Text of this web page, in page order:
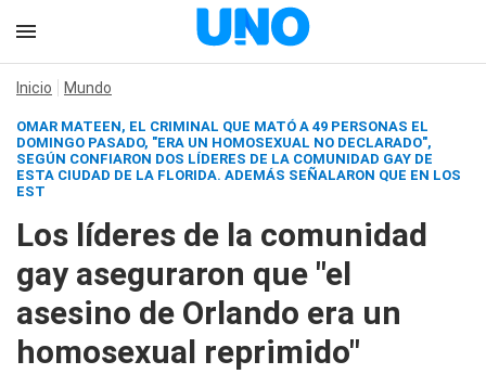
Inicio Mundo
OMAR MATEEN, EL CRIMINAL QUE MATÓ A 49 PERSONAS EL
DOMINGO PASADO, "ERA UN HOMOSEXUAL NO DECLARADO",
SEGÚN CONFIARON DOS LÍDERES DE LA COMUNIDAD GAY DE
ESTA CIUDAD DE LA FLORIDA. ADEMÁS SEÑALARON QUE EN LOS
EST
Los líderes de la comunidad
gay aseguraron que "el
asesino de Orlando era un
homosexual reprimido"